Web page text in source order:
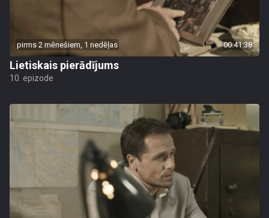
pirms 2 mēnešiem, 1 nedēļas 00:41:38
Lietiskais pierādījums
10. epizode